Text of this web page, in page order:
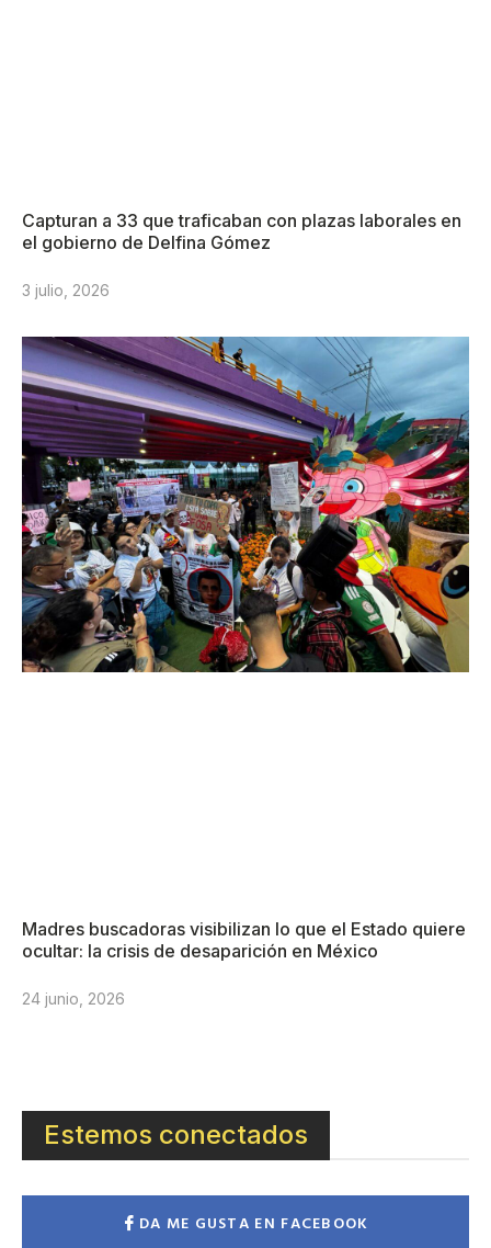
Capturan a 33 que traficaban con plazas laborales en
el gobierno de Delfina Gómez
3 julio, 2026
Madres buscadoras visibilizan lo que el Estado quiere
ocultar: la crisis de desaparición en México
24 junio, 2026
Estemos conectados
DA ME GUSTA EN FACEBOOK